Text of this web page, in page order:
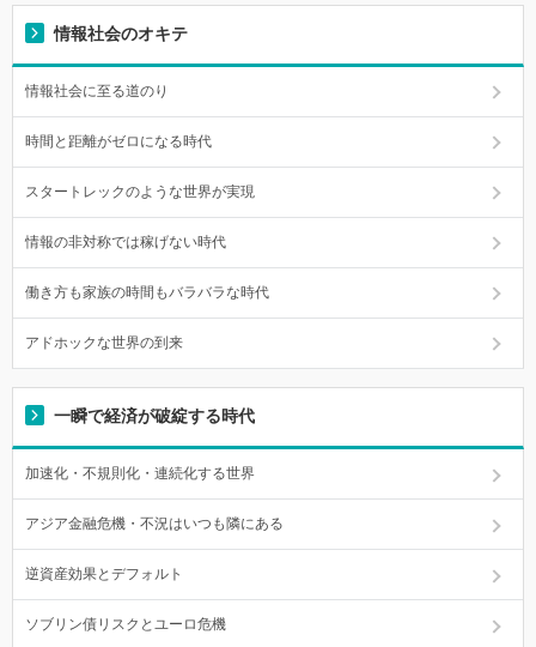
情報社会のオキテ
情報社会に至る道のり
時間と距離がゼロになる時代
スタートレックのような世界が実現
情報の非対称では稼げない時代
働き方も家族の時間もバラバラな時代
アドホックな世界の到来
一瞬で経済が破綻する時代
加速化・不規則化・連続化する世界
アジア金融危機・不況はいつも隣にある
逆資産効果とデフォルト
ソブリン債リスクとユーロ危機